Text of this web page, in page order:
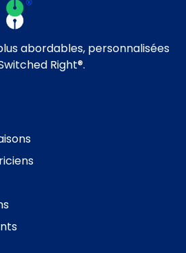
abordables, personnalisées
Right®.